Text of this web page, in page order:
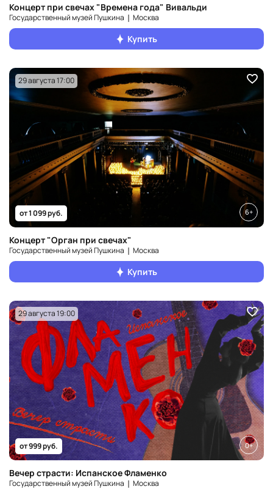
Концерт при свечах "Времена года" Вивальди
Государственный музей Пушкина ❘ Москва
Купить
29 августа 17:00
от 1 099 руб. 6+
Концерт "Орган при свечах"
Государственный музей Пушкина ❘ Москва
Купить
29 августа 19:00
от 999 руб. 0+
Вечер страсти: Испанское Фламенко
Государственный музей Пушкина ❘ Москва